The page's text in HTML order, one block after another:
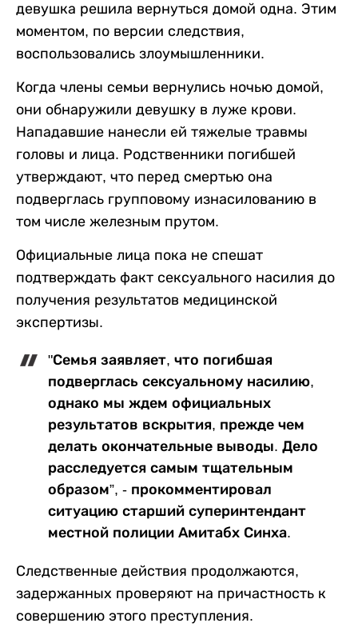
девушка решила вернуться домой одна. Этим
моментом, по версии следствия,
воспользовались злоумышленники.
Когда члены семьи вернулись ночью домой,
они обнаружили девушку в луже крови.
Нападавшие нанесли ей тяжелые травмы
головы и лица. Родственники погибшей
утверждают, что перед смертью она
подверглась групповому изнасилованию в
том числе железным прутом.
Официальные лица пока не спешат
подтверждать факт сексуального насилия до
получения результатов медицинской
экспертизы.
"Семья заявляет, что погибшая
подверглась сексуальному насилию,
однако мы ждем официальных
результатов вскрытия, прежде чем
делать окончательные выводы. Дело
расследуется самым тщательным
образом”, - прокомментировал
ситуацию старший суперинтендант
местной полиции Амитабх Синха.
Следственные действия продолжаются,
задержанных проверяют на причастность к
совершению этого преступления.